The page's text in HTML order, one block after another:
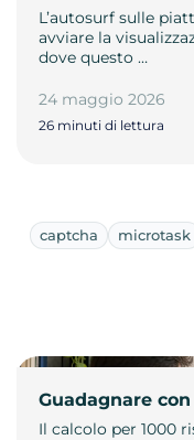
L’autosurf sulle
avviare la
dove questo …
24 maggio 2026
26 minuti di lettura
captcha microtask
Guadagnare
Il calcolo per 1000